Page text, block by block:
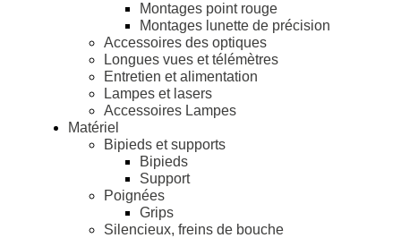
Montages point rouge
Montages lunette de précision
Accessoires des optiques
Longues vues et télémètres
Entretien et alimentation
Lampes et lasers
Accessoires Lampes
Matériel
Bipieds et supports
Bipieds
Support
Poignées
Grips
Silencieux, freins de bouche